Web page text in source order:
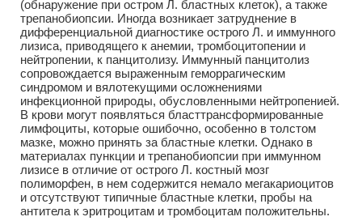
(обнаружение при остром Л. бластных клеток), а также
трепанобиопсии. Иногда возникает затруднение в
дифференциальной диагностике острого Л. и иммунного
лизиса, приводящего к анемии, тромбоцитопении и
нейтропении, к панцитолизу. Иммунный панцитолиз
сопровождается выраженным геморрагическим
синдромом и вялотекущими осложнениями
инфекционной природы, обусловленными нейтропенией.
В крови могут появляться бласттрансформированные
лимфоциты, которые ошибочно, особенно в толстом
мазке, можно принять за бластные клетки. Однако в
материалах пункции и трепанобиопсии при иммунном
лизисе в отличие от острого Л. костный мозг
полиморфен, в нем содержится немало мегакариоцитов
и отсутствуют типичные бластные клетки, пробы на
антитела к эритроцитам и тромбоцитам положительны.